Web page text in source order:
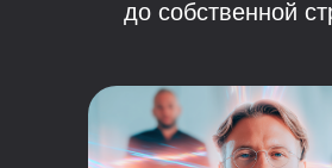
до собственной